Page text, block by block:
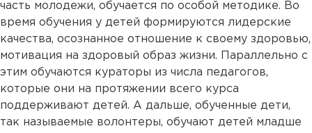
часть молодежи, обучается по особой методике. Во
время обучения у детей формируются лидерские
качества, осознанное отношение к своему здоровью,
мотивация на здоровый образ жизни. Параллельно с
этим обучаются кураторы из числа педагогов,
которые они на протяжении всего курса
поддерживают детей. А дальше, обученные дети,
так называемые волонтеры, обучают детей младше